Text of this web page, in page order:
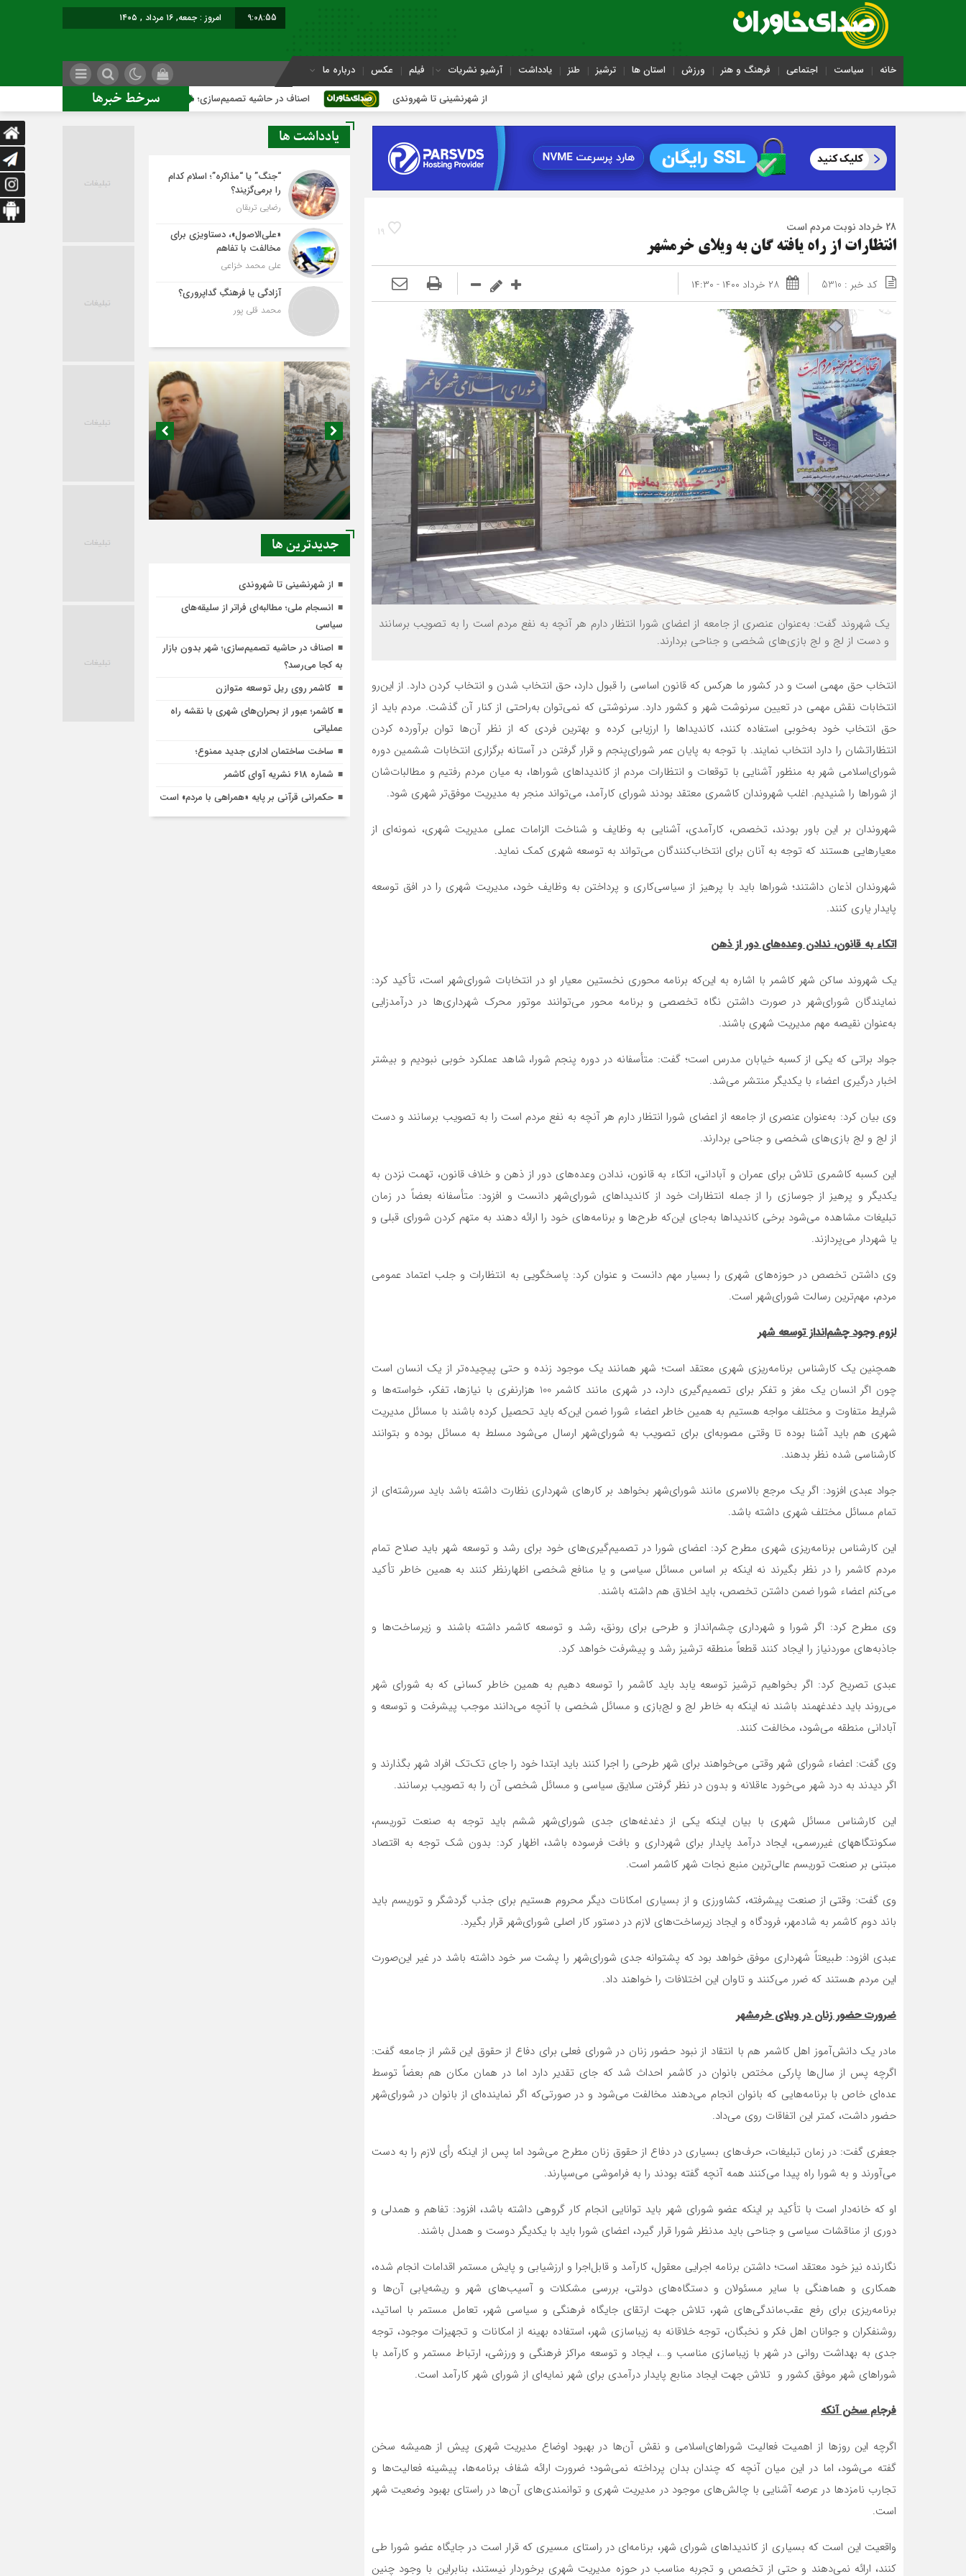
9:08:56 امروز : جمعه, ۱۶ مرداد , ۱۴۰۵
خانه سیاست اجتماعی فرهنگ و هنر ورزش استان ها ترشیز طنز یادداشت آرشیو نشریات فیلم عکس درباره ما
سرخط خبرها از شهرنشینی تا شهروندی اصناف در حاشیه تصمیم‌سازی؛ شهر بدون بازار به کجا می‌رسد؟
19 28 خرداد نوبت مردم است
انتظارات از راه یافته ‏گان به ویلای خرمشهر
کد خبر : 5310 ۲۸ خرداد ۱۴۰۰ - ۱۴:۳۰
یک شهروند گفت: به‌عنوان عنصری از جامعه از اعضای شورا انتظار دارم هر آنچه به نفع مردم است را به تصویب برسانند
و دست از لج و لج بازی‌های شخصی و جناحی بردارند.
انتخاب حق مهمی است و در کشور ما هرکس که قانون اساسی را قبول دارد، حق انتخاب شدن و انتخاب کردن دارد. از این‌رو
انتخابات نقش مهمی در تعیین سرنوشت شهر و کشور دارد. سرنوشتی که نمی‌توان به‌راحتی از کنار آن گذشت. مردم باید از
حق انتخاب خود به‌خوبی استفاده کنند، کاندیداها را ارزیابی کرده و بهترین فردی که از نظر آن‌ها توان برآورده کردن
انتظارات‏شان را دارد انتخاب نمایند. با توجه به پایان عمر شورای‌پنجم و قرار گرفتن در آستانه برگزاری انتخابات ششمین دوره
شورای‌اسلامی شهر به‌ منظور آشنایی با توقعات و انتظارات مردم از کاندیداهای شوراها، به میان مردم رفتیم و مطالبات‌شان
از شوراها را شنیدیم. اغلب شهروندان کاشمری معتقد بودند شورای کارآمد، می‌تواند منجر به مدیریت موفق‌تر شهری شود.
شهروندان بر این باور بودند، تخصص، کارآمدی، آشنایی به وظایف و شناخت الزامات عملی مدیریت شهری، نمونه‌ای از
معیارهایی هستند که توجه به آنان برای انتخاب‌کنندگان می‌تواند به توسعه شهری کمک نماید.
شهروندان اذعان داشتند؛ شوراها باید با پرهیز از سیاسی‌کاری و پرداختن به وظایف خود، مدیریت شهری را در افق توسعه
پایدار یاری کنند.
اتکاء به قانون، ندادن وعده‌های دور از ذهن
یک شهروند ساکن شهر کاشمر با اشاره به این‌که برنامه محوری نخستین معیار او در انتخابات شورای‌شهر است، تأکید کرد:
نمایندگان شورای‌شهر در صورت داشتن نگاه تخصصی و برنامه محور می‌توانند موتور محرک شهرداری‌ها در درآمدزایی
به‌عنوان نقیصه مهم مدیریت شهری باشند.
جواد براتی که یکی از کسبه خیابان مدرس است؛ گفت: متأسفانه در دوره پنجم شورا، شاهد عملکرد خوبی نبودیم و بیشتر
اخبار درگیری اعضاء با یکدیگر منتشر می‌شد.
وی بیان کرد: به‌عنوان عنصری از جامعه از اعضای شورا انتظار دارم هر آنچه به نفع مردم است را به تصویب برسانند و دست
از لج و لج بازی‌های شخصی و جناحی بردارند.
این کسبه کاشمری تلاش برای عمران و آبادانی، اتکاء به قانون، ندادن وعده‌های دور از ذهن و خلاف قانون، تهمت نزدن به
یکدیگر و پرهیز از جوسازی را از جمله انتظارات خود از کاندیداهای شورای‌شهر دانست و افزود: متأسفانه بعضاً در زمان
تبلیغات مشاهده می‌شود برخی کاندیداها به‌جای این‌که طرح‌ها و برنامه‌های خود را ارائه دهند به متهم کردن شورای قبلی و
یا شهردار می‌پردازند.
وی داشتن تخصص در حوزه‌های شهری را بسیار مهم دانست و عنوان کرد: پاسخگویی به انتظارات و جلب اعتماد عمومی
مردم، مهم‌ترین رسالت شورای‌شهر است.
لزوم وجود چشم‌انداز توسعه شهر
هم‏چنین یک کارشناس برنامه‌ریزی شهری معتقد است؛ شهر همانند یک موجود زنده و حتی پیچیده‌تر از یک انسان است
چون اگر انسان یک مغز و تفکر برای تصمیم‌گیری دارد، در شهری مانند کاشمر 100 هزارنفری با نیازها، تفکر، خواسته‌ها و
شرایط متفاوت و مختلف مواجه هستیم به همین خاطر اعضاء شورا ضمن این‌که باید تحصیل کرده باشند با مسائل مدیریت
شهری هم باید آشنا بوده تا وقتی مصوبه‌ای برای تصویب به شورای‌شهر ارسال می‌شود مسلط به مسائل بوده و بتوانند
کارشناسی شده نظر بدهند.
جواد عبدی افزود: اگر یک مرجع بالاسری مانند شورای‌شهر بخواهد بر کارهای شهرداری نظارت داشته باشد باید سررشته‌ای از
تمام مسائل مختلف شهری داشته باشد.
این کارشناس برنامه‌ریزی شهری مطرح کرد: اعضای شورا در تصمیم‌گیری‌های خود برای رشد و توسعه شهر باید صلاح تمام
مردم کاشمر را در نظر بگیرند نه اینکه بر اساس مسائل سیاسی و یا منافع شخصی اظهارنظر کنند به همین خاطر تأکید
می‌کنم اعضاء شورا ضمن داشتن تخصص، باید اخلاق هم داشته باشند.
وی مطرح کرد: اگر شورا و شهرداری چشم‌انداز و طرحی برای رونق، رشد و توسعه کاشمر داشته باشند و زیرساخت‌ها و
جاذبه‌های موردنیاز را ایجاد کنند قطعاً منطقه ترشیز رشد و پیشرفت خواهد کرد.
عبدی تصریح کرد: اگر بخواهیم ترشیز توسعه یابد باید کاشمر را توسعه دهیم به همین خاطر کسانی که به شورای شهر
می‌روند باید دغدغه‏مند باشند نه این‏که به خاطر لج و لج‌بازی و مسائل شخصی با آنچه می‌دانند موجب پیشرفت و توسعه و
آبادانی منطقه می‌شود، مخالفت کنند.
وی گفت: اعضاء شورای شهر وقتی می‌خواهند برای شهر طرحی را اجرا کنند باید ابتدا خود را جای تک‌تک افراد شهر بگذارند و
اگر دیدند به درد شهر می‌خورد عاقلانه و بدون در نظر گرفتن سلایق سیاسی و مسائل شخصی آن را به تصویب برسانند.
این کارشناس مسائل شهری با بیان این‏که یکی از دغدغه‌های جدی شورای‌شهر ششم باید توجه به صنعت توریسم،
سکونت‏گاه‏های غیررسمی، ایجاد درآمد پایدار برای شهرداری و بافت فرسوده باشد، اظهار کرد: بدون شک توجه به اقتصاد
مبتنی بر صنعت توریسم عالی‌ترین منبع نجات شهر کاشمر است.
وی گفت: وقتی از صنعت پیشرفته، کشاورزی و از بسیاری امکانات دیگر محروم هستیم برای جذب گردشگر و توریسم باید
باند دوم کاشمر به شادمهر، فرودگاه و ایجاد زیرساخت‌های لازم در دستور کار اصلی شورای‌شهر قرار بگیرد.
عبدی افزود: طبیعتاً شهرداری موفق خواهد بود که پشتوانه جدی شورای‌شهر را پشت سر خود داشته باشد در غیر این‌صورت
این مردم هستند که ضرر می‌کنند و تاوان این اختلافات را خواهند داد.
ضرورت حضور زنان در ویلای خرمشهر
مادر یک دانش‌آموز اهل کاشمر هم با انتقاد از نبود حضور زنان در شورای فعلی برای دفاع از حقوق این قشر از جامعه گفت:
اگرچه پس از سال‌ها پارکی مختص بانوان در کاشمر احداث شد که جای تقدیر دارد اما در همان مکان هم بعضاً توسط
عده‌ای خاص با برنامه‌هایی که بانوان انجام می‌دهند مخالفت می‌شود و در صورتی‌که اگر نماینده‌ای از بانوان در شورای‌شهر
حضور داشت، کمتر این اتفاقات روی می‌داد.
جعفری گفت: در زمان تبلیغات، حرف‌های بسیاری در دفاع از حقوق زنان مطرح می‌شود اما پس از این‏که رأی لازم را به دست
می‌آورند و به شورا راه پیدا می‌کنند همه آنچه گفته بودند را به فراموشی می‌سپارند.
او که خانه‌دار است با تأکید بر این‏که عضو شورای شهر باید توانایی انجام کار گروهی داشته باشد، افزود: تفاهم و همدلی و
دوری از مناقشات سیاسی و جناحی باید مدنظر شورا قرار گیرد، اعضای شورا باید با یکدیگر دوست و همدل باشند.
نگارنده نیز خود معتقد است؛ داشتن برنامه اجرايي معقول، كارآمد و قابل‌اجرا و ارزشيابي و پايش مستمر اقدامات انجام شده،
همكاري و هماهنگي با ساير مسئولان و دستگاه‌هاي دولتی، بررسي مشكلات و آسيب‌هاي شهر و ريشه‌‌يابي آن‌ها و
برنامه‌ريزي برای رفع عقب‌ماندگي‌هاي شهر، تلاش جهت ارتقاي جايگاه فرهنگي و سياسي شهر، تعامل مستمر با اساتيد،
روشنفكران و جوانان اهل فكر و نخبگان، توجه خلاقانه به زيباسازي شهر، استفاده بهينه از امكانات و تجهيزات موجود، توجه
جدي به بهداشت رواني در شهر با زيباسازي مناسب و…، ايجاد و توسعه مراكز فرهنگي و ورزشی، ارتباط مستمر و كارآمد با
شوراهاي شهر موفق کشور و تلاش جهت ايجاد منابع پايدار درآمدي براي شهر نمايه‌اي از شوراي شهر كارآمد است.
فرجام سخن آنکه
اگرچه این روزها از اهمیت فعالیت شوراهای‌اسلامی و نقش آن‌ها در بهبود اوضاع مدیریت شهری پیش از همیشه سخن
گفته می‌شود، اما در این میان آنچه که چندان بدان پرداخته نمی‌شود؛ ضرورت ارائه شفاف برنامه‌ها، پیشینه فعالیت‌ها و
تجارب نامزدها در عرصه آشنایی با چالش‌های موجود در مدیریت شهری و توانمندی‌های آن‌ها در راستای بهبود وضعیت شهر
است.
واقعیت این است که بسیاری از کاندیداهای شورای شهر، برنامه‌ای در راستای مسیری که قرار است در جایگاه عضو شورا طی
کنند، ارائه نمی‌دهند و حتی از تخصص و تجربه مناسب در حوزه مدیریت شهری برخوردار نیستند، بنابراین با وجود چنین
یادداشت ها
“جنگ” یا “مذاکره”؛ اسلام کدام
را برمی‌گزیند؟
رضایی تربقان
«علی‌الاصول»، دستاویزی برای
مخالفت با تفاهم
علی محمد خزاعی
آزادگی یا فرهنگِ گداپروری؟
محمد قلی پور
اصناف در حاشیه تصمیم‌سازی؛ شهر بدون بازار به
کجا می‌رسد؟
جديدترين ها
از شهرنشینی تا شهروندی
انسجام ملی؛ مطالبه‌ای فراتر از سلیقه‌های
سیاسی
اصناف در حاشیه تصمیم‌سازی؛ شهر بدون بازار
به کجا می‌رسد؟
کاشمر روی ریل توسعه متوازن
کاشمر؛ عبور از بحران‌های شهری با نقشه راه
عملیاتی
ساخت ساختمان اداری جدید ممنوع؛
شماره 618 نشریه آوای کاشمر
حکمرانی قرآنی بر پایه «همراهی با مردم» است